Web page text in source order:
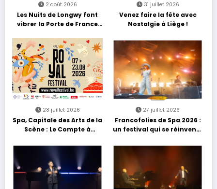
2 août 2026
Les Nuits de Longwy font
vibrer la Porte de France
découvertes et énergie
reggae
31 juillet 2026
Venez faire la fête avec
Nostalgie à Liège !
28 juillet 2026
Spa, Capitale des Arts de la
Scène : Le Compte à
27 juillet 2026
Francofolies de Spa 2026 :
un festival qui se réinvente
grands moments de scène